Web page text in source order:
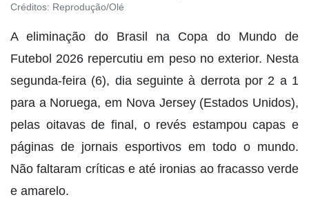
Créditos: Reprodução/Olé
A eliminação do Brasil na Copa do Mundo de
Futebol 2026 repercutiu em peso no exterior. Nesta
segunda-feira (6), dia seguinte à derrota por 2 a 1
para a Noruega, em Nova Jersey (Estados Unidos),
pelas oitavas de final, o revés estampou capas e
páginas de jornais esportivos em todo o mundo.
Não faltaram críticas e até ironias ao fracasso verde
e amarelo.